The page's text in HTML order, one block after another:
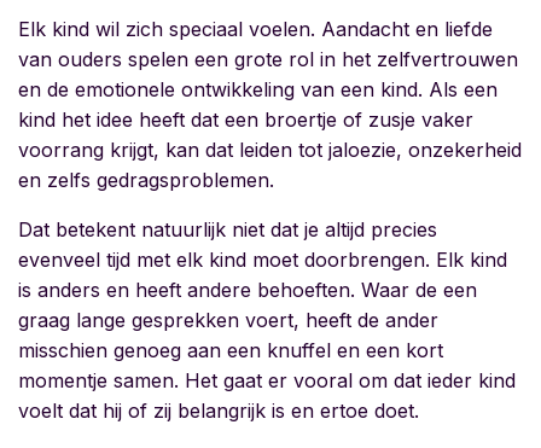
Elk kind wil zich speciaal voelen. Aandacht en liefde
van ouders spelen een grote rol in het zelfvertrouwen
en de emotionele ontwikkeling van een kind. Als een
kind het idee heeft dat een broertje of zusje vaker
voorrang krijgt, kan dat leiden tot jaloezie, onzekerheid
en zelfs gedragsproblemen.
Dat betekent natuurlijk niet dat je altijd precies
evenveel tijd met elk kind moet doorbrengen. Elk kind
is anders en heeft andere behoeften. Waar de een
graag lange gesprekken voert, heeft de ander
misschien genoeg aan een knuffel en een kort
momentje samen. Het gaat er vooral om dat ieder kind
voelt dat hij of zij belangrijk is en ertoe doet.